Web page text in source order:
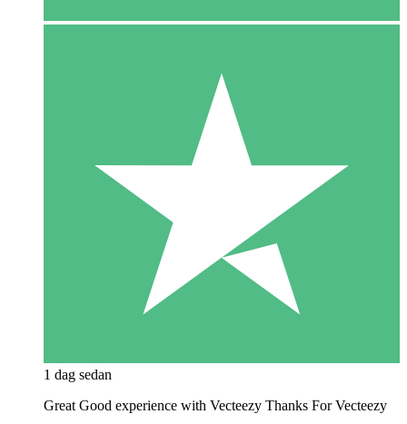
1 dag sedan
Great Good experience with Vecteezy Thanks For Vecteezy